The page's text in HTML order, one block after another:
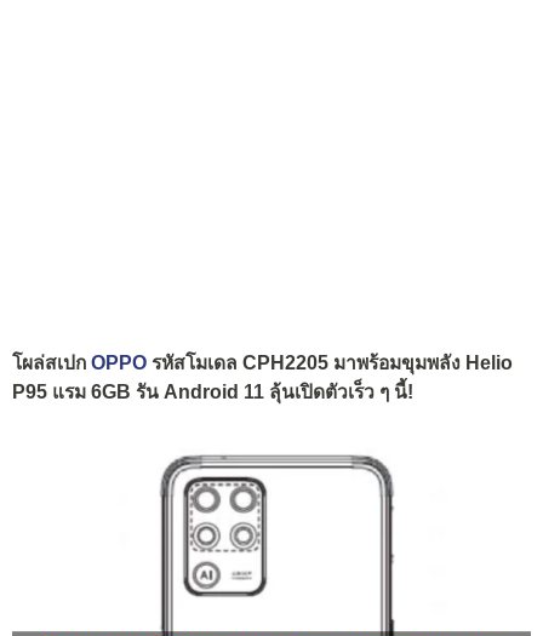
โผล่สเปก OPPO รหัสโมเดล CPH2205 มาพร้อมขุมพลัง Helio
P95 แรม 6GB รัน Android 11 ลุ้นเปิดตัวเร็ว ๆ นี้!